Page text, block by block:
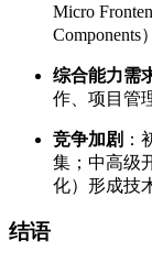
Micro
Components
综合能力需
作、项目管
竞争加剧 ：
集；中高级
化）形成技
结语